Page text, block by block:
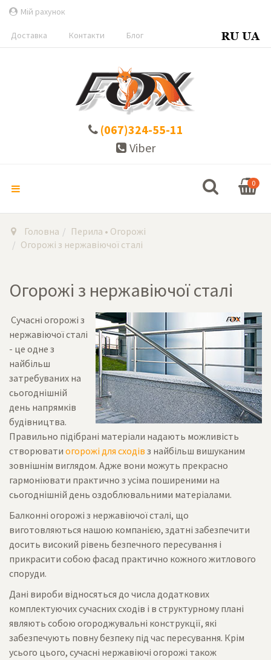
Мій рахунок
Доставка Контакти Блог
(067)324-55-11
Viber
0
Головна
Перила • Огорожі
Огорожі з нержавіючої сталі
Огорожі з нержавіючої сталі
Сучасні огорожі з
нержавіючої сталі
- це одне з
найбільш
затребуваних на
сьогоднішній
день напрямків
будівництва.
Правильно підібрані матеріали надають можливість
створювати огорожі для сходів з найбільш вишуканим
зовнішнім виглядом. Адже вони можуть прекрасно
гармоніювати практично з усіма поширеними на
сьогоднішній день оздоблювальними матеріалами.
Балконні огорожі з нержавіючої сталі, що
виготовляються нашою компанією, здатні забезпечити
досить високий рівень безпечного пересування і
прикрасити собою фасад практично кожного житлового
споруди.
Дані вироби відносяться до числа додаткових
комплектуючих сучасних сходів і в структурному плані
являють собою огороджувальні конструкції, які
забезпечують повну безпеку під час пересування. Крім
усього цього, сучасні нержавіючі огорожі також